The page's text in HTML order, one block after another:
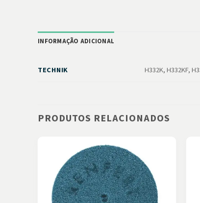
INFORMAÇÃO ADICIONAL
TECHNIK H332K, H332KF,
PRODUTOS RELACIONADOS